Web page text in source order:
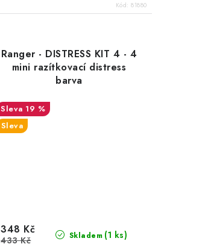
Kód:81880
Ranger - DISTRESS KIT 4 - 4
mini razítkovací distress
barva
19 %
Sleva
Skladem (1 ks)
348 Kč
433 Kč